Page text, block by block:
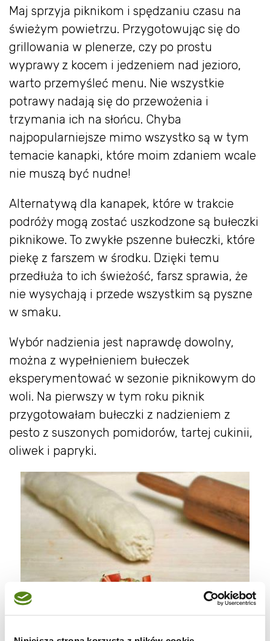
Maj sprzyja piknikom i spędzaniu czasu na
świeżym powietrzu. Przygotowując się do
grillowania w plenerze, czy po prostu
wyprawy z kocem i jedzeniem nad jezioro,
warto przemyśleć menu. Nie wszystkie
potrawy nadają się do przewożenia i
trzymania ich na słońcu. Chyba
najpopularniejsze mimo wszystko są w tym
temacie kanapki, które moim zdaniem wcale
nie muszą być nudne!
Alternatywą dla kanapek, które w trakcie
podróży mogą zostać uszkodzone są bułeczki
piknikowe. To zwykłe pszenne bułeczki, które
piekę z farszem w środku. Dzięki temu
przedłuża to ich świeżość, farsz sprawia, że
nie wysychają i przede wszystkim są pyszne
w smaku.
Wybór nadzienia jest naprawdę dowolny,
można z wypełnieniem bułeczek
eksperymentować w sezonie piknikowym do
woli. Na pierwszy w tym roku piknik
przygotowałam bułeczki z nadzieniem z
pesto z suszonych pomidorów, tartej cukinii,
oliwek i papryki.